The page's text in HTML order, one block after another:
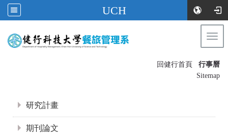
UCH
回健行首頁
行事曆
Sitemap
研究計畫
期刊論文